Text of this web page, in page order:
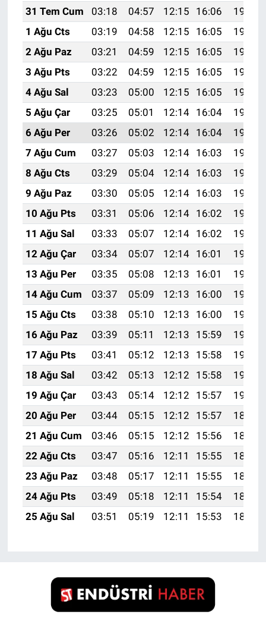
31 Tem Cum
03:18 04:57 12:15 16:06
19:23
1 Ağu Cts
03:19 04:58 12:15 16:05
19:22
2 Ağu Paz
03:21 04:59 12:15 16:05
19:21
3 Ağu Pts
03:22 04:59 12:15 16:05
19:20
4 Ağu Sal
03:23 05:00 12:15 16:05
19:19
5 Ağu Çar
03:25 05:01 12:14 16:04
19:18
6 Ağu Per
03:26 05:02 12:14 16:04
19:17
7 Ağu Cum
03:27 05:03 12:14 16:03
19:16
8 Ağu Cts
03:29 05:04 12:14 16:03
19:14
9 Ağu Paz
03:30 05:05 12:14 16:03
19:13
10 Ağu Pts
03:31 05:06 12:14 16:02
19:12
11 Ağu Sal
03:33 05:07 12:14 16:02
19:11
12 Ağu Çar
03:34 05:07 12:14 16:01
19:10
13 Ağu Per
03:35 05:08 12:13 16:01
19:08
14 Ağu Cum
03:37 05:09 12:13 16:00
19:07
15 Ağu Cts
03:38 05:10 12:13 16:00
19:06
16 Ağu Paz
03:39 05:11 12:13 15:59
19:05
17 Ağu Pts
03:41 05:12 12:13 15:58
19:03
18 Ağu Sal
03:42 05:13 12:12 15:58
19:02
19 Ağu Çar
03:43 05:14 12:12 15:57
19:01
20 Ağu Per
03:44 05:15 12:12 15:57
18:59
21 Ağu Cum
03:46 05:15 12:12 15:56
18:58
22 Ağu Cts
03:47 05:16 12:11 15:55
18:56
23 Ağu Paz
03:48 05:17 12:11 15:55
18:55
24 Ağu Pts
03:49 05:18 12:11 15:54
18:54
25 Ağu Sal
03:51 05:19 12:11 15:53 18:52